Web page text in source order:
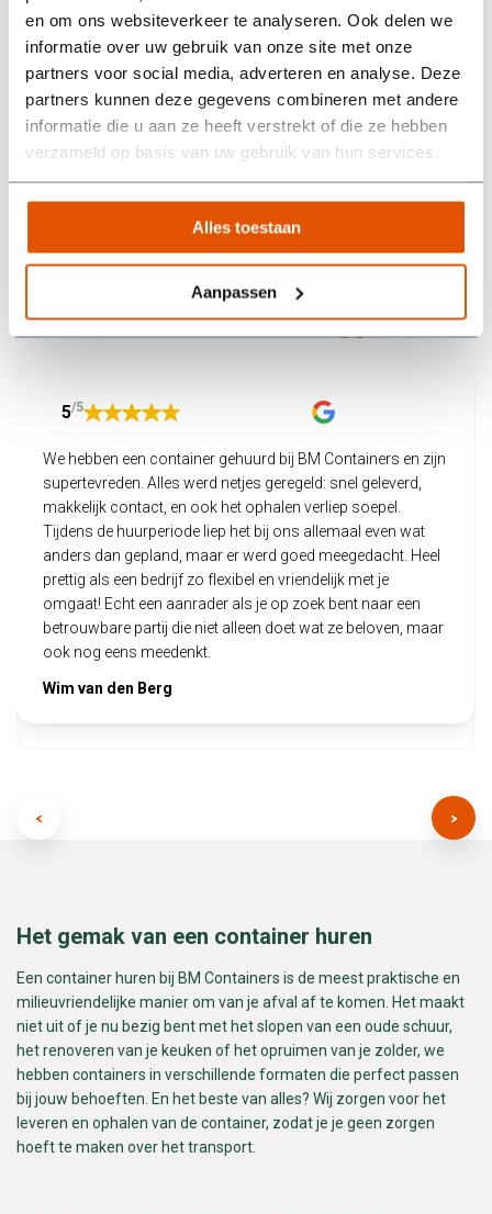
en om ons websiteverkeer te analyseren. Ook delen we
informatie over uw gebruik van onze site met onze
partners voor social media, adverteren en analyse. Deze
partners kunnen deze gegevens combineren met andere
informatie die u aan ze heeft verstrekt of die ze hebben
verzameld op basis van uw gebruik van hun services.
Alles toestaan
Aanpassen
Razendsnelle
levering
Voor 23.59u besteld,
volgende werkdag
Ophalen wanneer jij
wilt
We halen de volle
container op wanneer
Wat onze klanten zeggen
5/5
We hebben een container gehuurd bij BM Containers en zijn
supertevreden. Alles werd netjes geregeld: snel geleverd,
makkelijk contact, en ook het ophalen verliep soepel.
Tijdens de huurperiode liep het bij ons allemaal even wat
anders dan gepland, maar er werd goed meegedacht. Heel
prettig als een bedrijf zo flexibel en vriendelijk met je
omgaat! Echt een aanrader als je op zoek bent naar een
betrouwbare partij die niet alleen doet wat ze beloven, maar
ook nog eens meedenkt.
Wim van den Berg
Het gemak van een container huren
Een container huren bij BM Containers is de meest praktische en
milieuvriendelijke manier om van je afval af te komen. Het maakt
niet uit of je nu bezig bent met het slopen van een oude schuur,
het renoveren van je keuken of het opruimen van je zolder, we
hebben containers in verschillende formaten die perfect passen
bij jouw behoeften. En het beste van alles? Wij zorgen voor het
leveren en ophalen van de container, zodat je je geen zorgen
hoeft te maken over het transport.